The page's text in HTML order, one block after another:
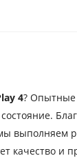
4? Опытные
выполняем
качество и